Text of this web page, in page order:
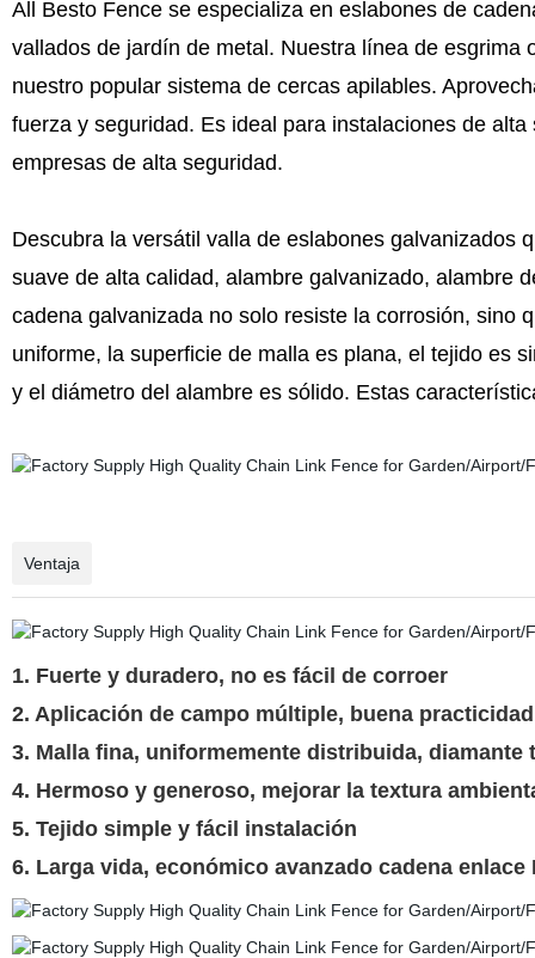
All Besto Fence se especializa en eslabones de
vallados de jardín de metal. Nuestra línea de
nuestro popular sistema de cercas apilables.
fuerza y seguridad. Es ideal para instalaciones de
empresas de alta seguridad.
Descubra la versátil valla de eslabones galvanizados
suave de alta calidad, alambre galvanizado, alambre
cadena galvanizada no solo resiste la corrosión, sino
uniforme, la superficie de malla es plana, el tejido es
y el diámetro del alambre es sólido. Estas
Ventaja
1. Fuerte y duradero, no es fácil de corroer
2. Aplicación de campo múltiple, buena practicidad
3. Malla fina, uniformemente distribuida, diamante
4. Hermoso y generoso, mejorar la textura
5. Tejido simple y fácil instalación
6. Larga vida, económico avanzado cadena enlace